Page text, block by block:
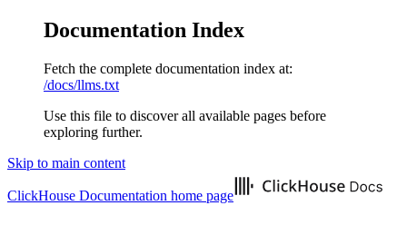
Documentation Index
Fetch the complete documentation index at:
/docs/llms.txt
Use this file to discover all available pages before
exploring further.
Skip to main content
ClickHouse Documentation home page